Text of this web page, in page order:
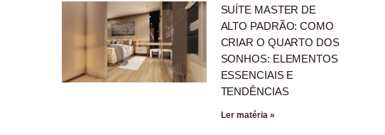
SUÍTE MASTER DE
ALTO PADRÃO: COMO
CRIAR O QUARTO DOS
SONHOS: ELEMENTOS
ESSENCIAIS E
TENDÊNCIAS
Ler matéria »